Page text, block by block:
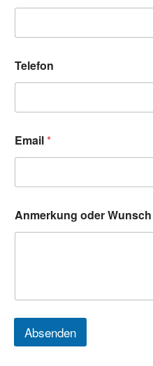
n
d
d
r
E
m
i
Telefon
Email*
Anmerkung oder Wunsch
Absenden